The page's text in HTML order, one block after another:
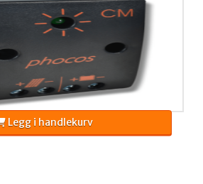
Legg i handlekurv